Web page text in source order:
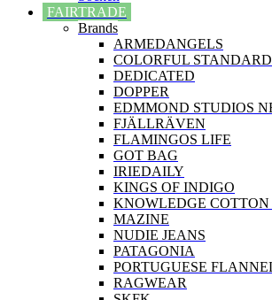
FAIRTRADE
Brands
ARMEDANGELS
COLORFUL STANDARD
DEDICATED
DOPPER
EDMMOND STUDIOS
FJÄLLRÄVEN
FLAMINGOS LIFE
GOT BAG
IRIEDAILY
KINGS OF INDIGO
KNOWLEDGE COTTON
MAZINE
NUDIE JEANS
PATAGONIA
PORTUGUESE
RAGWEAR